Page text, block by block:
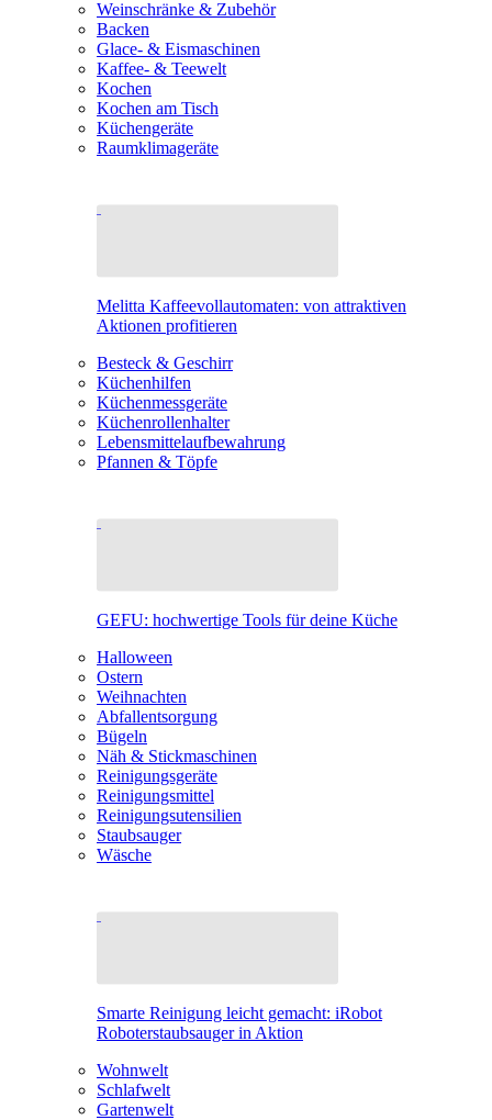
Weinschränke & Zubehör
Backen
Glace- & Eismaschinen
Kaffee- & Teewelt
Kochen
Kochen am Tisch
Küchengeräte
Raumklimageräte
Melitta Kaffeevollautomaten: von attraktiven
Aktionen profitieren
Besteck & Geschirr
Küchenhilfen
Küchenmessgeräte
Küchenrollenhalter
Lebensmittelaufbewahrung
Pfannen & Töpfe
GEFU: hochwertige Tools für deine Küche
Halloween
Ostern
Weihnachten
Abfallentsorgung
Bügeln
Näh & Stickmaschinen
Reinigungsgeräte
Reinigungsmittel
Reinigungsutensilien
Staubsauger
Wäsche
Smarte Reinigung leicht gemacht: iRobot
Roboterstaubsauger in Aktion
Wohnwelt
Schlafwelt
Gartenwelt